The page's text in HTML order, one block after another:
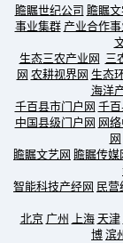
瞻瞩世纪公司 瞻瞩
事业集群 产业合作
生态三农产业网 三
网 农耕视界网 生态
海洋
千百县市门户网 千
中国县级门户网 网
网
瞻瞩文艺网 瞻瞩传媒
智能科技产经网 民营
北京 广州 上海天津
博滨